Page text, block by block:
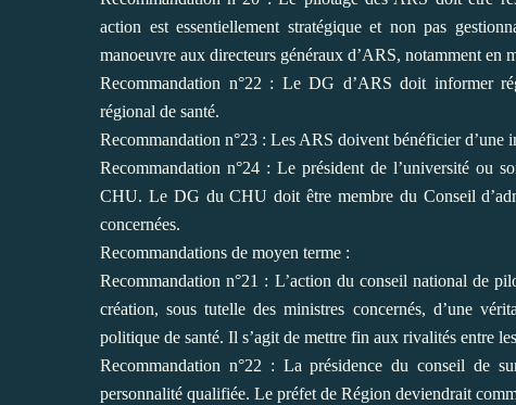
action est essentiellement stratégique et non pas
manoeuvre aux directeurs généraux d’ARS, notamment en
Recommandation n°22 : Le DG d’ARS doit informer
régional de santé.
Recommandation n°23 : Les ARS doivent bénéficier d’une
Recommandation n°24 : Le président de l’université ou
CHU. Le DG du CHU doit être membre du Conseil
concernées.
Recommandations de moyen terme :
Recommandation n°21 : L’action du conseil national de
création, sous tutelle des ministres concernés, d’une
politique de santé. Il s’agit de mettre fin aux rivalités entre
Recommandation n°22 : La présidence du conseil de
personnalité qualifiée. Le préfet de Région deviendrait